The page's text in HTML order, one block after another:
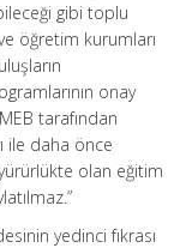
gibi toplu
öğretim kurumları
onay
tarafından
ile daha önce
olan eğitim
yedinci fıkrası